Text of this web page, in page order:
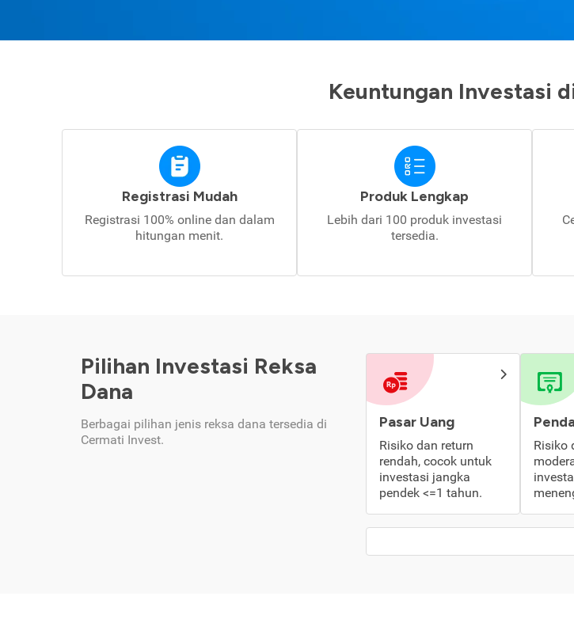
Keuntungan Investasi
Registrasi Mudah
Registrasi 100% online dan dalam
hitungan menit.
Produk Lengkap
Lebih dari 100 produk investasi
tersedia.
Pilihan Investasi Reksa
Dana
Berbagai pilihan jenis reksa dana tersedia di
Cermati Invest.
Pasar Uang
Risiko dan return
rendah, cocok untuk
investasi jangka
pendek <=1 tahun.
Risiko